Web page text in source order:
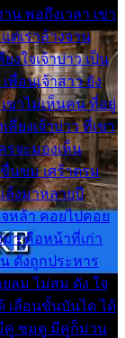
น พอถึงเวลา เขา
ต่เราล้างจาน
งใจเจ้าบ่าว เป็น
พื่อนเจ้าสาว ยัง
ขาไม่เห็นคน ที่อยู่
คียงเจ้าบ่าว ที่เขา
รจะมองเห็น
นขม เศร้าตรม
ล้งมาหลายปี
หล้า คอยไปคอย
า คือหน้าที่เก่า
ดั่งถูกประหาร
ลม ไม่สม ดัง ใจ
เลื่อนขั้นบันได ได้
มีคู่ ซมดู มีคู่ก็ม่วน